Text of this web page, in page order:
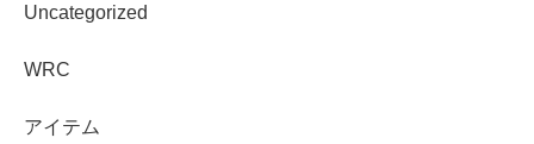
Uncategorized
WRC
アイテム